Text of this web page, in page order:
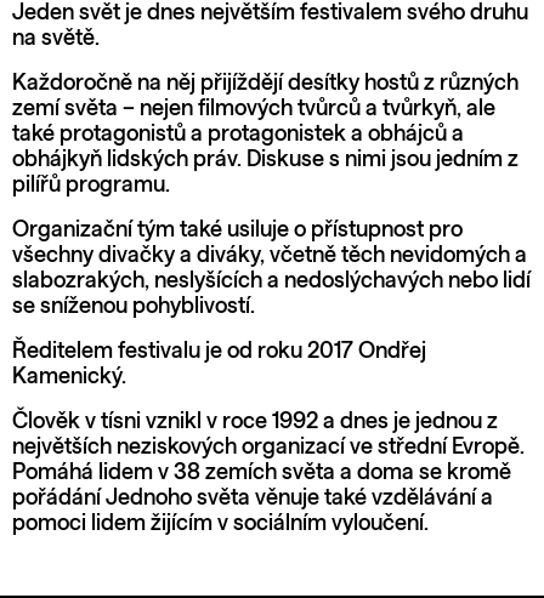
Jeden svět je dnes největším festivalem svého druhu
na světě.
Každoročně na něj přijíždějí desítky hostů z různých
zemí světa – nejen filmových tvůrců a tvůrkyň, ale
také protagonistů a protagonistek a obhájců a
obhájkyň lidských práv. Diskuse s nimi jsou jedním z
pilířů programu.
Organizační tým také usiluje o přístupnost pro
všechny divačky a diváky, včetně těch nevidomých a
slabozrakých, neslyšících a nedoslýchavých nebo lidí
se sníženou pohyblivostí.
Ředitelem festivalu je od roku 2017 Ondřej
Kamenický.
Člověk v tísni vznikl v roce 1992 a dnes je jednou z
největších neziskových organizací ve střední Evropě.
Pomáhá lidem v 38 zemích světa a doma se kromě
pořádání Jednoho světa věnuje také vzdělávání a
pomoci lidem žijícím v sociálním vyloučení.